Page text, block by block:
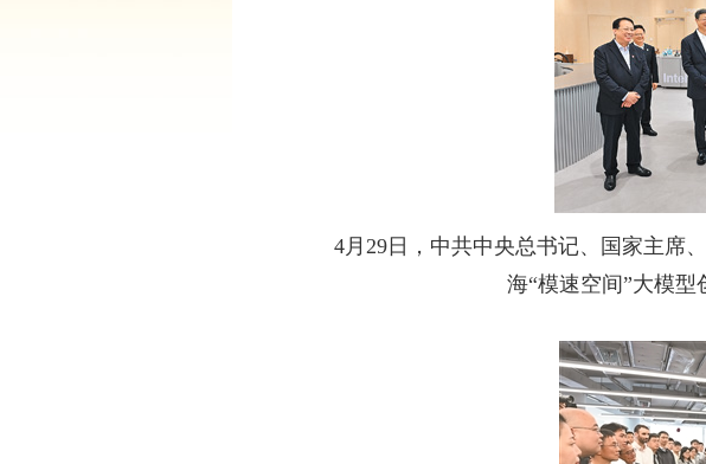
4月29日，中共中央总书记、国家主席
海“模速空间”大模型